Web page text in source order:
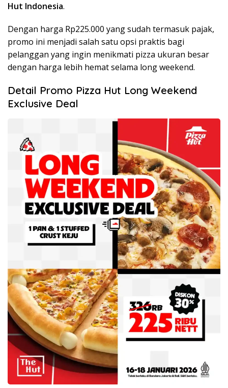
Hut Indonesia.
Dengan harga Rp225.000 yang sudah termasuk pajak,
promo ini menjadi salah satu opsi praktis bagi
pelanggan yang ingin menikmati pizza ukuran besar
dengan harga lebih hemat selama long weekend.
Detail Promo Pizza Hut Long Weekend
Exclusive Deal